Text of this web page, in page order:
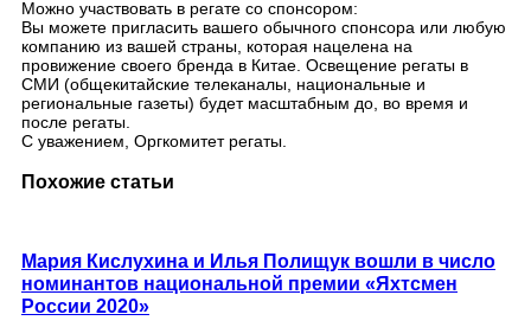
Можно участвовать в регате со спонсором:
Вы можете пригласить вашего обычного спонсора или любую
компанию из вашей страны, которая нацелена на
провижение своего бренда в Китае. Освещение регаты в
СМИ (общекитайские телеканалы, национальные и
региональные газеты) будет масштабным до, во время и
после регаты.
С уважением, Оргкомитет регаты.
Похожие статьи
Мария Кислухина и Илья Полищук вошли в число
номинантов национальной премии «Яхтсмен
России 2020»